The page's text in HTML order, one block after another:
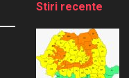
Stiri recente